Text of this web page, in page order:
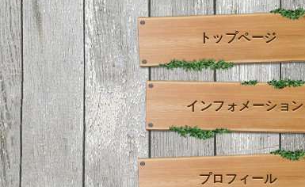
トップページ
インフォメーション
プロフィール